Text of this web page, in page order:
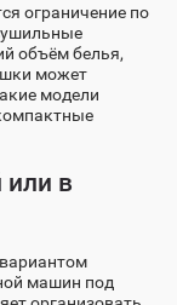
ограничение по
объём белья,
может
модели
или в
машин под